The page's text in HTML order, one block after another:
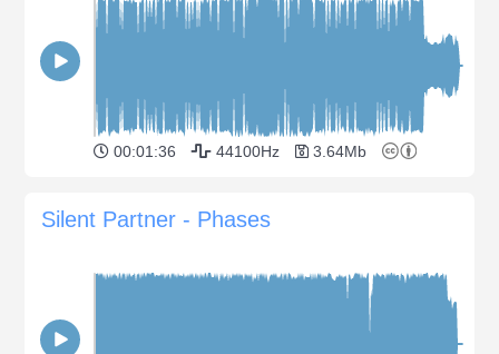
00:01:36 44100Hz 3.64Mb
Silent Partner - Phases